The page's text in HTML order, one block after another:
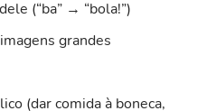
(“ba” → “bola!”)
grandes
(dar comida à boneca,